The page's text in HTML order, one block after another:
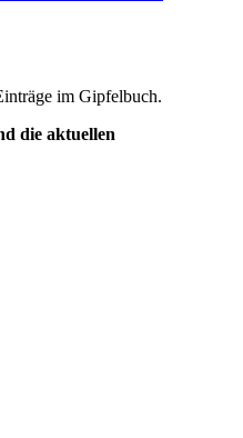
im Gipfelbuch.
die aktuellen